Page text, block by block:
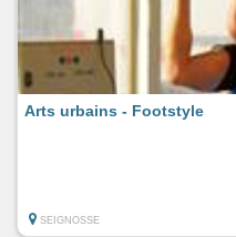
Arts urbains - Footstyle
SEIGNOSSE